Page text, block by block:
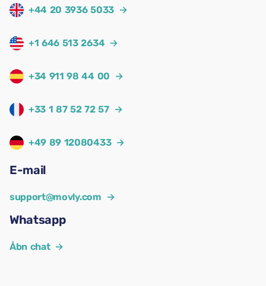
+44 20 3936 5033 →
+1 646 513 2634 →
+34 911 98 44 00 →
+33 1 87 52 72 57 →
+49 89 12080433 →
E-mail
support@movly.com →
Whatsapp
Åbn chat →